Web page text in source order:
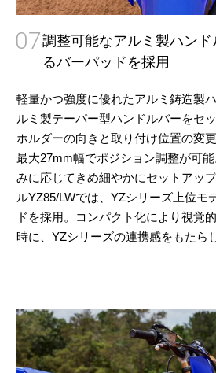
07調整可能なアルミ製ハン
るバーパッドを採用
軽量かつ強度に優れたアルミ鋳造製
ルミ製テーパー型ハンドルバーをセ
ホルダーの向きと取り付け位置の変
最大27mm幅でポジション調整が可
みに応じてきめ細やかにセットアッ
ルYZ85/LWでは、YZシリーズ上位モ
ドを採用。コンパクト化により視覚
時に、YZシリーズの連携感をもたら